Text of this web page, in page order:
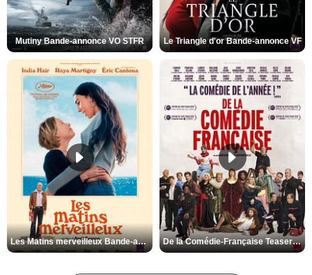
Mutiny Bande-annonce VO STFR Le Triangle d'or Bande-annonce VF
Les Matins merveilleux Bande-annonce VF De la Comédie-Française Teaser VF